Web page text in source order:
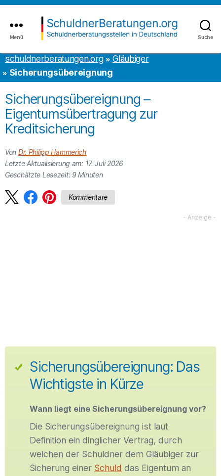
Inhalt
springen
to
the
content
Suche
Menü
schuldnerberatungen.org
Gläubiger
Sicherungsübereignung
Sicherungsübereignung –
Eigentumsübertragung zur
Kreditsicherung
Von Dr. Philipp Hammerich
Letzte Aktualisierung am: 17. Juli 2026
Geschätzte Lesezeit: 9 Minuten
Kommentare
Sicherungsübereignung: Das
Wichtigste in Kürze
Wann liegt eine Sicherungsübereignung vor?
Die Sicherungsübereignung ist laut
Definition ein dinglicher Vertrag, durch
welchen der Schuldner dem Gläubiger zur
Sicherung einer Schuld das Eigentum an